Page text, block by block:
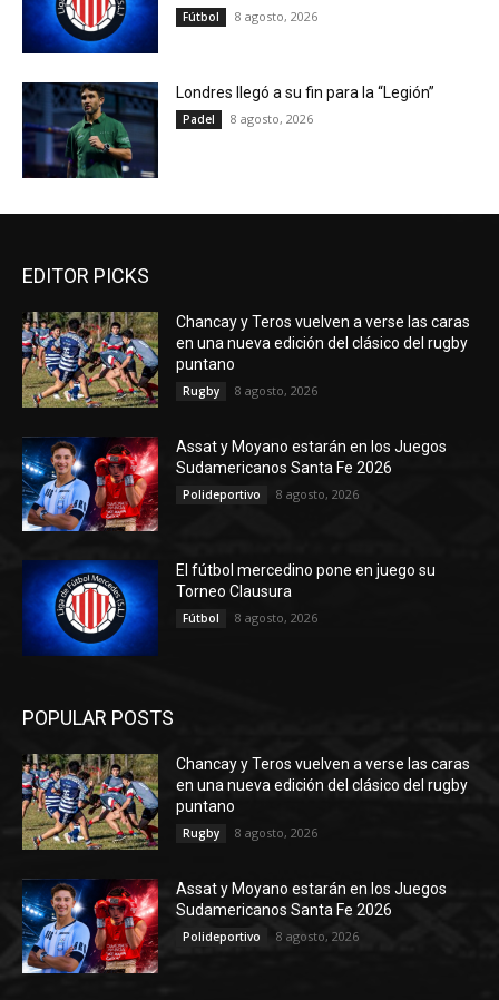
Fútbol 8 agosto, 2026
Londres llegó a su fin para la “Legión”
Padel 8 agosto, 2026
EDITOR PICKS
Chancay y Teros vuelven a verse las caras
en una nueva edición del clásico del rugby
puntano
Rugby 8 agosto, 2026
Assat y Moyano estarán en los Juegos
Sudamericanos Santa Fe 2026
Polideportivo 8 agosto, 2026
El fútbol mercedino pone en juego su
Torneo Clausura
Fútbol 8 agosto, 2026
POPULAR POSTS
Chancay y Teros vuelven a verse las caras
en una nueva edición del clásico del rugby
puntano
Rugby 8 agosto, 2026
Assat y Moyano estarán en los Juegos
Sudamericanos Santa Fe 2026
Polideportivo 8 agosto, 2026